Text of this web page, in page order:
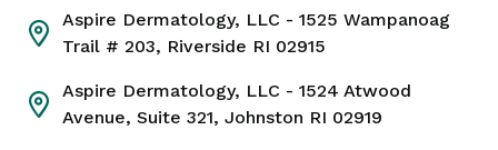
Información sobre la ubicación
Aspire Dermatology, LLC - 1525 Wampanoag
Trail # 203, Riverside RI 02915
Aspire Dermatology, LLC - 1524 Atwood
Avenue, Suite 321, Johnston RI 02919